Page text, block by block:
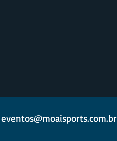
eventos@moaisports.com.br